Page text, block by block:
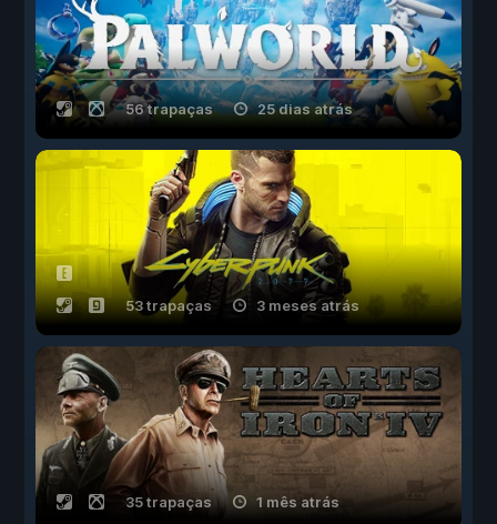
56 trapaças 25 dias atrás
53 trapaças 3 meses atrás
35 trapaças 1 mês atrás